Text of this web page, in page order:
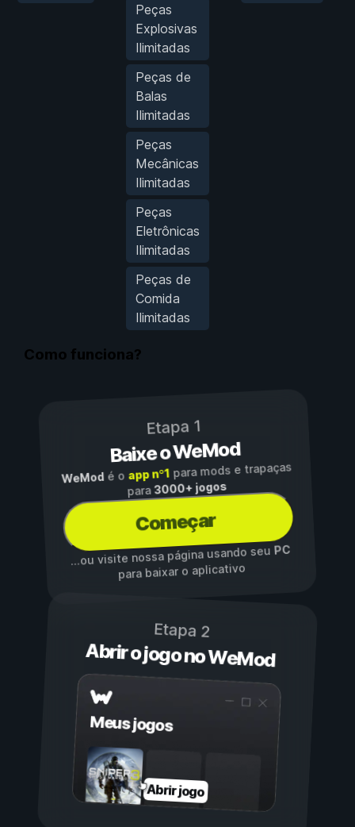
Peças
Explosivas
Ilimitadas
Peças de
Balas
Ilimitadas
Peças
Mecânicas
Ilimitadas
Peças
Eletrônicas
Ilimitadas
Peças de
Comida
Ilimitadas
Como funciona?
Etapa 1
Baixe o WeMod
WeModé o app nº1para mods e trapaças
para3000+ jogos
Começar
...ou visite nossa página usando seuPC
para baixar o aplicativo
Etapa 2
Abrir o jogo no WeMod
Meus jogos
Abrir jogo